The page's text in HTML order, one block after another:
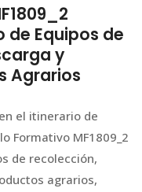
Equipos de
y
Agrarios
el itinerario de
Formativo MF1809_2
de recolección,
agrarios,